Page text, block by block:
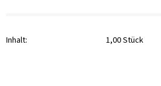
Inhalt: 1,00 Stück